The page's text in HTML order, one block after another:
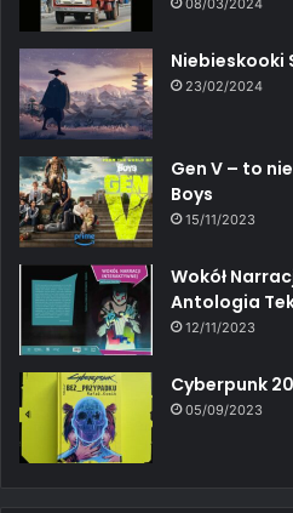
Niebieskooki
23/02/2024
Gen V – to
Boys
15/11/2023
Wokół
Antologia
12/11/2023
Cyberpunk
05/09/2023